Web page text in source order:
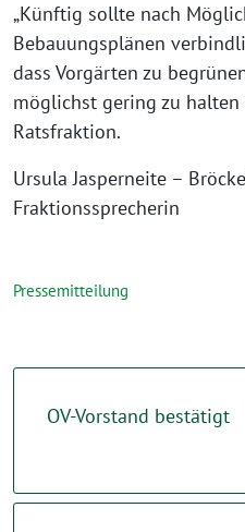
„Künftig sollte nach
Bebauungsplänen
dass Vorgärten zu
möglichst gering zu halten
Ratsfraktion.
Ursula Jasperneite –
Fraktionssprecherin
Pressemitteilung
OV-Vorstand bestätigt